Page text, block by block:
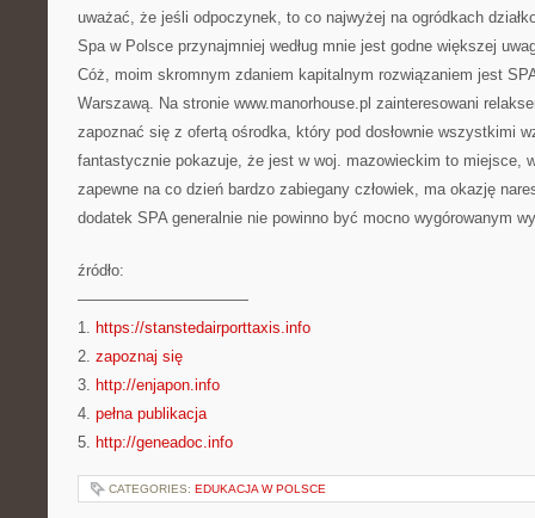
uważać, że jeśli odpoczynek, to co najwyżej na ogródkach
Spa w Polsce przynajmniej według mnie jest godne większej
Cóż, moim skromnym zdaniem kapitalnym rozwiązaniem jest
Warszawą. Na stronie www.manorhouse.pl zainteresowani
zapoznać się z ofertą ośrodka, który pod dosłownie wszystkimi
fantastycznie pokazuje, że jest w woj. mazowieckim to miejsce,
zapewne na co dzień bardzo zabiegany człowiek, ma okazję
dodatek SPA generalnie nie powinno być mocno wygórowanym
źródło:
———————————
1. https://stanstedairporttaxis.info
2. zapoznaj się
3. http://enjapon.info
4. pełna publikacja
5. http://geneadoc.info
CATEGORIES: EDUKACJA W POLSCE